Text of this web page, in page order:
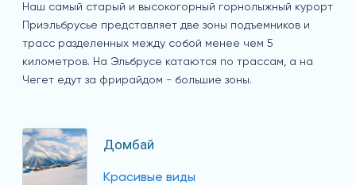
Наш самый старый и высокогорный горнолыжный курорт
Приэльбрусье представляет две зоны подъемников и
трасс разделенных между собой менее чем 5
километров. На Эльбрусе катаются по трассам, а на
Чегет едут за фрирайдом - большие зоны.
Домбай
Красивые виды